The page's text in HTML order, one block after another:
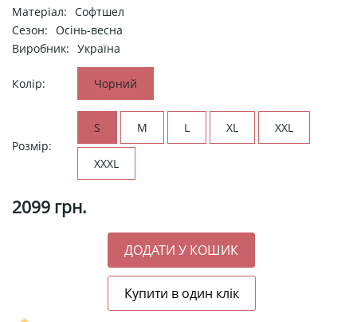
Матеріал: Софтшел
Сезон: Осінь-весна
Виробник: Україна
Колір: Чорний
Розмір:
S M L XL XXL
XXXL
2099 грн.